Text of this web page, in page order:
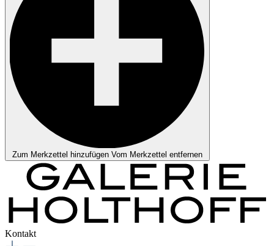
Zum Merkzettel hinzufügen Vom Merkzettel entfernen
Kontakt